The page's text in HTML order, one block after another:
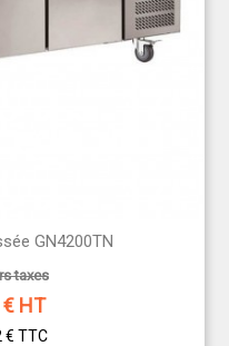
GN4200TN
taxes
€ HT
€ TTC